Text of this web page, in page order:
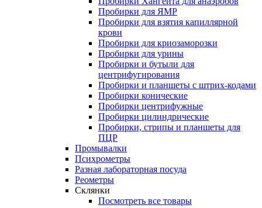
Пробирки для ЯМР
Пробирки для взятия капиллярной
крови
Пробирки для криозаморозки
Пробирки для урины
Пробирки и бутыли для
центрифугирования
Пробирки и планшеты с штрих-кодами
Пробирки конические
Пробирки центрифужные
Пробирки цилиндрические
Пробирки, стрипы и планшеты для
ПЦР
Промывалки
Психрометры
Разная лабораторная посуда
Реометры
Склянки
Посмотреть все товары